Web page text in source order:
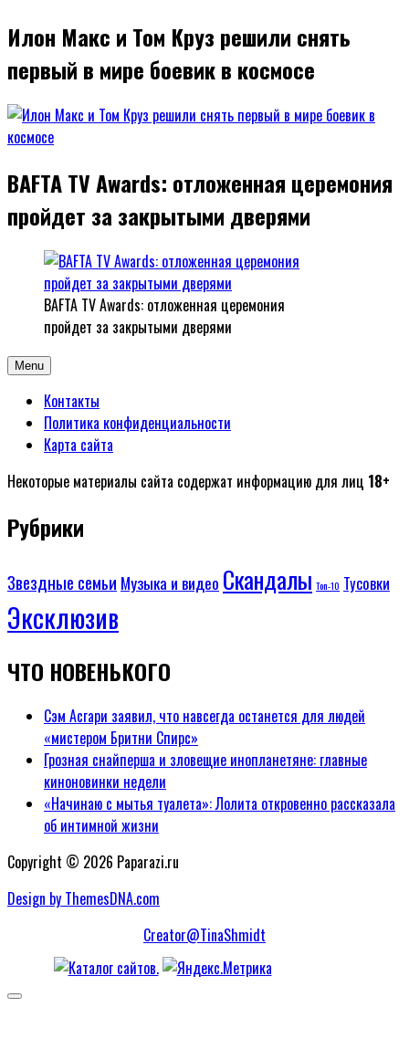
Илон Макс и Том Круз решили снять
первый в мире боевик в космосе
BAFTA TV Awards: отложенная церемония
пройдет за закрытыми дверями
BAFTA TV Awards: отложенная церемония
пройдет за закрытыми дверями
Menu
Контакты
Политика конфиденциальности
Карта сайта
Некоторые материалы сайта содержат информацию для лиц 18+
Рубрики
Звездные семьи Музыка и видео Скандалы Топ-10 Тусовки
Эксклюзив
ЧТО НОВЕНЬКОГО
Сэм Асгари заявил, что навсегда останется для людей
«мистером Бритни Спирс»
Грозная снайперша и зловещие инопланетяне: главные
киноновинки недели
«Начинаю с мытья туалета»: Лолита откровенно рассказала
об интимной жизни
Copyright © 2026 Paparazi.ru
Design by ThemesDNA.com
Creator@TinaShmidt
Scroll